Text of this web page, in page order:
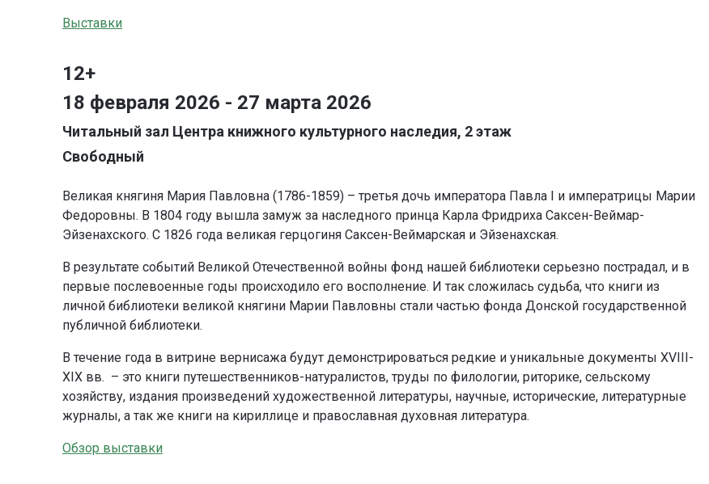
Выставки
12+
18 февраля 2026 - 27 марта 2026
Читальный зал Центра книжного культурного наследия, 2 этаж
Свободный
Великая княгиня Мария Павловна (1786-1859) – третья дочь императора Павла I и императрицы Марии
Федоровны. В 1804 году вышла замуж за наследного принца Карла Фридриха Саксен-Веймар-
Эйзенахского. С 1826 года великая герцогиня Саксен-Веймарская и Эйзенахская.
В результате событий Великой Отечественной войны фонд нашей библиотеки серьезно пострадал, и в
первые послевоенные годы происходило его восполнение. И так сложилась судьба, что книги из
личной библиотеки великой княгини Марии Павловны стали частью фонда Донской государственной
публичной библиотеки.
В течение года в витрине вернисажа будут демонстрироваться редкие и уникальные документы XVIII-
XIX вв. – это книги путешественников-натуралистов, труды по филологии, риторике, сельскому
хозяйству, издания произведений художественной литературы, научные, исторические, литературные
журналы, а так же книги на кириллице и православная духовная литература.
Обзор выставки